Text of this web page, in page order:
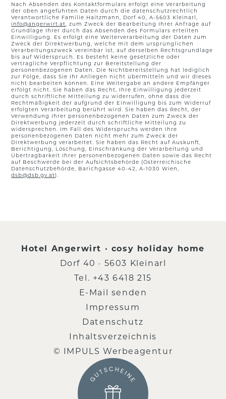
Nach Absenden des Kontaktformulars erfolgt eine Verarbeitung
der oben angeführten Daten durch die datenschutzrechtlich
Verantwortliche Familie Haitzmann, Dorf 40, A-5603 Kleinarl,
info@angerwirt.at, zum Zweck der Bearbeitung Ihrer Anfrage auf
Grundlage Ihrer durch das Absenden des Formulars erteilten
Einwilligung. Es erfolgt eine Weiterverarbeitung der Daten zum
Zweck der Direktwerbung, welche mit dem ursprünglichen
Verarbeitungszweck vereinbar ist, auf derselben Rec­htsgrundlage
bis auf Widerspruch. Es besteht keine gesetzliche oder
vertragliche Verpflichtung zur Bereitstellung der
personenbezogenen Daten. Die Nichtbereitstellung hat lediglich
zur Folge, dass Sie Ihr Anliegen nicht übermitteln und wir dieses
nicht bearbeiten können. Eine Weitergabe an andere Empfänger
erfolgt nicht. Sie haben das Recht, Ihre Einwilligung jederzeit
durch schriftliche Mitteilung zu widerrufen, ohne dass die
Rechtmäßigkeit der aufgrund der Einwilligung bis zum Widerruf
erfolgten Verarbeitung berührt wird. Sie haben das Recht, der
Verwendung Ihrer personenbezogenen Daten zum Zweck der
Direktwerbung jederzeit durch schriftliche Mitteilung zu
widersprechen. Im Fall des Widerspruchs werden Ihre
personenbezogenen Daten nicht mehr zum Zweck der
Direktwerbung verarbeitet. Sie haben das Recht auf Auskunft,
Berichtigung, Löschung, Einschränkung der Verarbeitung und
Übertragbarkeit Ihrer personenbezogenen Daten sowie das Recht
auf Beschwerde bei der Aufsichtsbehörde (Österreichische
Datenschutzbehörde, Barichgasse 40-42, A-1030 Wien,
dsb@dsb.gv.at).
Hotel Angerwirt · cosy holiday home
Dorf 40 · 5603 Kleinarl
Tel. +43 6418 215
E-Mail senden
Impressum
Datenschutz
Inhaltsverzeichnis
© IMPULS Werbeagentur